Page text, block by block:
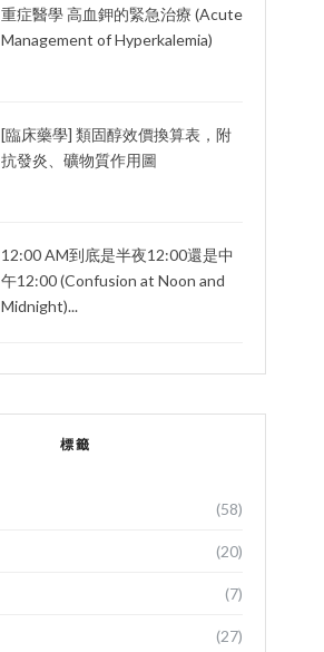
重症醫學 高血鉀的緊急治療 (Acute
Management of Hyperkalemia)
[臨床藥學] 類固醇效價換算表，附
抗發炎、礦物質作用圖
12:00 AM到底是半夜12:00還是中
午12:00 (Confusion at Noon and
Midnight)...
標籤
(58)
(20)
(7)
(27)